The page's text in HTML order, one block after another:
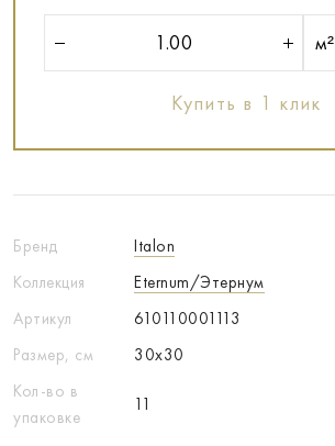
Бренд
Italon
Коллекция
Eternum/Этернум
Артикул
610110001113
Размер, см
30x30
Кол-во в
упаковке
11
м²
Купить в 1 клик